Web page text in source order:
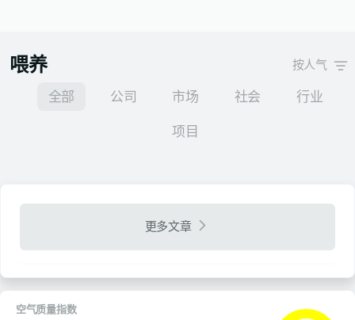
喂养
全部 公司 市场 社会 行业
项目
按人气
更多文章
空气质量指数